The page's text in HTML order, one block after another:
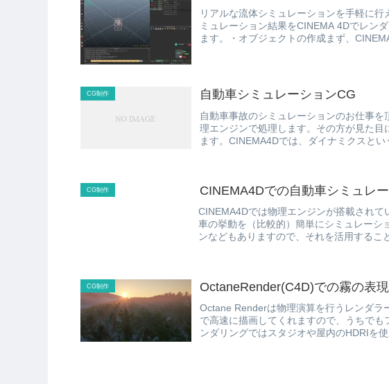
リアルな流体シミュレーションを手軽に
ミュレーション結果をCINEMA 4Dでレン
ます。・オブジェクトの作成まず、
CG制作 自動車シミュレーションCG
自動車事故のシミュレーションのお仕事
理エンジンで処理します。その方が見た
ます。CINEMA4Dでは、ダイナミクスと
CG制作 CINEMA4Dでの自動車シミュレ
CINEMA4Dでは物理エンジンが搭載され
車の挙動を（比較的）簡単にシミュレーシ
ンなどもありますので、それを活用するこ
CG制作 OctaneRender(C4D)での霧の表現
Octane Renderは物理演算を行うレンダラ
で高速に描画してくれますので、うちで
ンダリングではスタジオや屋内のHDRIを